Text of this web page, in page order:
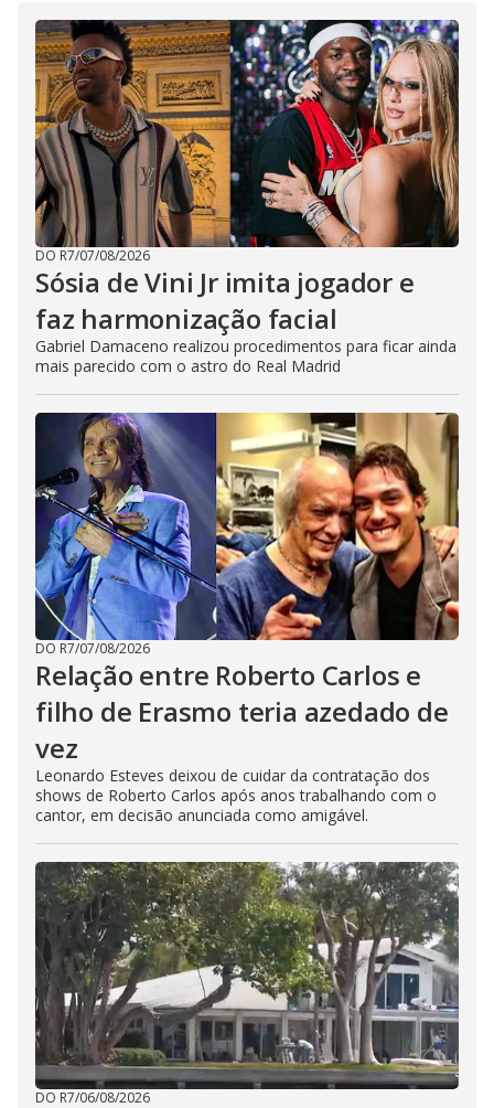
DO R7/07/08/2026
Sósia de Vini Jr imita jogador e
faz harmonização facial
Gabriel Damaceno realizou procedimentos para ficar ainda
mais parecido com o astro do Real Madrid
DO R7/07/08/2026
Relação entre Roberto Carlos e
filho de Erasmo teria azedado de
vez
Leonardo Esteves deixou de cuidar da contratação dos
shows de Roberto Carlos após anos trabalhando com o
cantor, em decisão anunciada como amigável.
DO R7/06/08/2026